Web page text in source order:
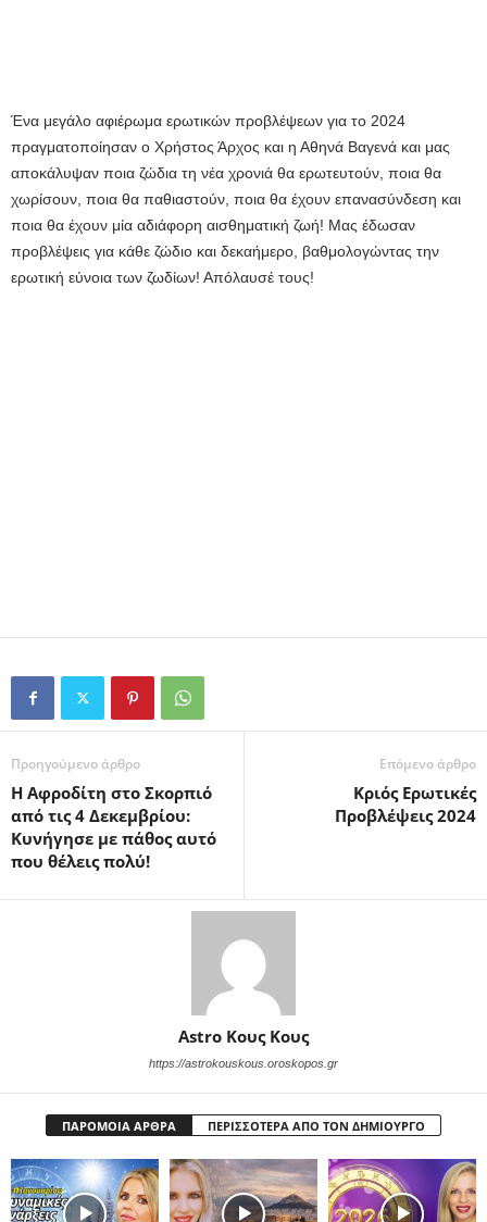
Ένα μεγάλο αφιέρωμα ερωτικών προβλέψεων για το 2024
πραγματοποίησαν ο Χρήστος Άρχος και η Αθηνά Βαγενά και μας
αποκάλυψαν ποια ζώδια τη νέα χρονιά θα ερωτευτούν, ποια θα
χωρίσουν, ποια θα παθιαστούν, ποια θα έχουν επανασύνδεση και
ποια θα έχουν μία αδιάφορη αισθηματική ζωή! Μας έδωσαν
προβλέψεις για κάθε ζώδιο και δεκαήμερο, βαθμολογώντας την
ερωτική εύνοια των ζωδίων! Απόλαυσέ τους!
Προηγούμενο άρθρο
Η Αφροδίτη στο Σκορπιό
από τις 4 Δεκεμβρίου:
Κυνήγησε με πάθος αυτό
που θέλεις πολύ!
Επόμενο άρθρο
Κριός Ερωτικές
Προβλέψεις 2024
Astro Κους Κους
https://astrokouskous.oroskopos.gr
ΠΑΡΟΜΟΙΑ ΑΡΘΡΑ ΠΕΡΙΣΣΟΤΕΡΑ ΑΠΟ ΤΟΝ ΔΗΜΙΟΥΡΓΟ